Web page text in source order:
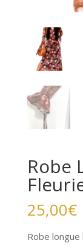
Robe
25,00€
Robe